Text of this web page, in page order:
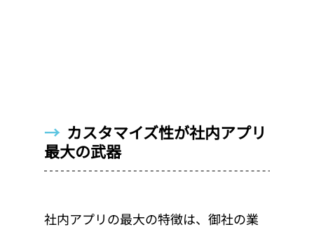
→ カスタマイズ性が社内アプリ
最大の武器
社内アプリの最大の特徴は、御社の業